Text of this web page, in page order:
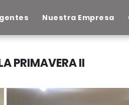
Nuestra Empresa
PRIMAVERA II